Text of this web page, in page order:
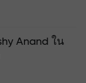
Anand ใน